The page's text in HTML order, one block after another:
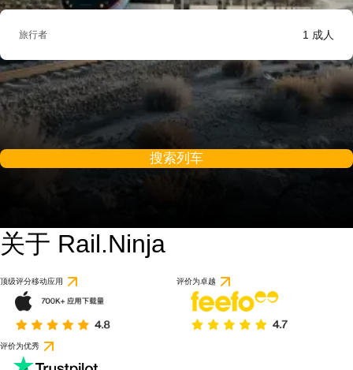
旅行者 1 成人
搜索列车
关于 Rail.Ninja
顶级评分移动应用 评价为卓越
评价为优秀